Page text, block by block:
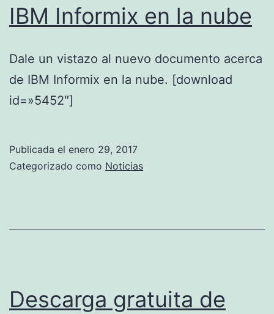
IBM Informix en la nube
Dale un vistazo al nuevo documento acerca
de IBM Informix en la nube. [download
id=»5452″]
Publicada el enero 29, 2017
Categorizado como Noticias
Descarga gratuita de